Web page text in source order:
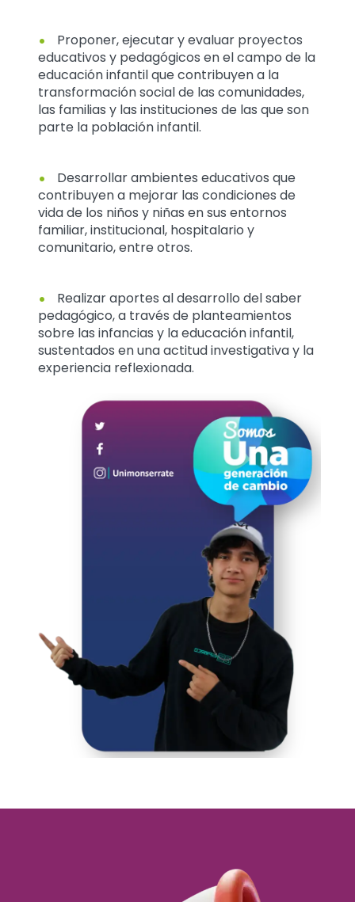
Proponer, ejecutar y evaluar proyectos
educativos y pedagógicos en el campo de la
educación infantil que contribuyen a la
transformación social de las comunidades,
las familias y las instituciones de las que son
parte la población infantil.
Desarrollar ambientes educativos que
contribuyen a mejorar las condiciones de
vida de los niños y niñas en sus entornos
familiar, institucional, hospitalario y
comunitario, entre otros.
Realizar aportes al desarrollo del saber
pedagógico, a través de planteamientos
sobre las infancias y la educación infantil,
sustentados en una actitud investigativa y la
experiencia reflexionada.